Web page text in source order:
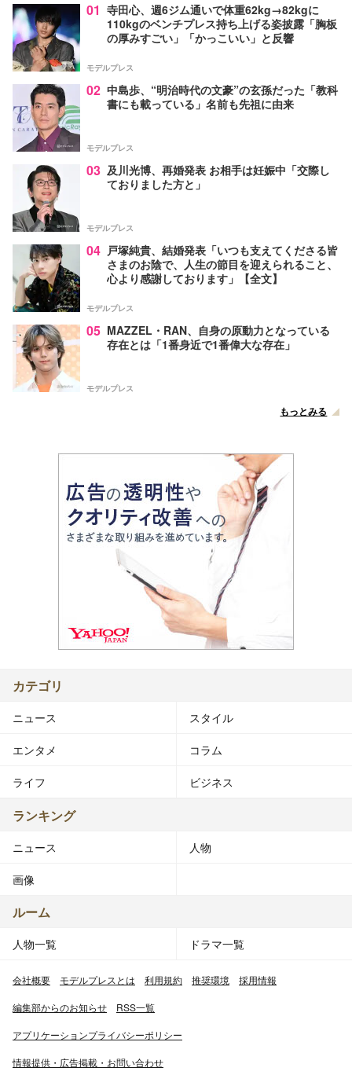
01 寺田心、週6ジム通いで体重62kg→82kgに
110kgのベンチプレス持ち上げる姿披露「胸板
の厚みすごい」「かっこいい」と反響
モデルプレス
02 中島歩、“明治時代の文豪”の玄孫だった「教科
書にも載っている」名前も先祖に由来
モデルプレス
03 及川光博、再婚発表 お相手は妊娠中「交際し
ておりました方と」
モデルプレス
04 戸塚純貴、結婚発表「いつも支えてくださる皆
さまのお陰で、人生の節目を迎えられること、
心より感謝しております」【全文】
モデルプレス
05 MAZZEL・RAN、自身の原動力となっている
存在とは「1番身近で1番偉大な存在」
モデルプレス
もっとみる
カテゴリ
ニュース スタイル
エンタメ コラム
ライフ ビジネス
ランキング
ニュース 人物
画像
ルーム
人物一覧 ドラマ一覧
会社概要 モデルプレスとは 利用規約 推奨環境 採用情報
編集部からのお知らせ RSS一覧
アプリケーションプライバシーポリシー
情報提供・広告掲載・お問い合わせ